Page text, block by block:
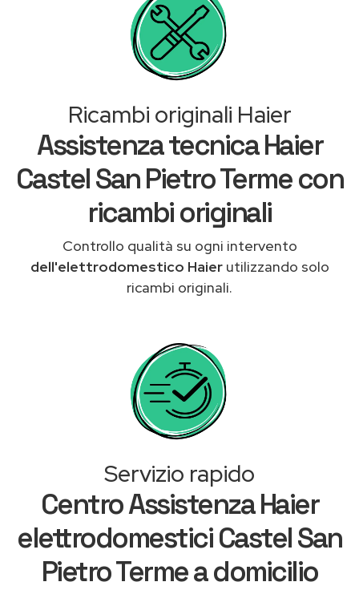
Ricambi originali Haier
Assistenza tecnica Haier
Castel San Pietro Terme con
ricambi originali
Controllo qualità su ogni intervento
dell'elettrodomestico Haierutilizzando solo
ricambi originali.
Servizio rapido
Centro Assistenza Haier
elettrodomestici Castel San
Pietro Terme a domicilio